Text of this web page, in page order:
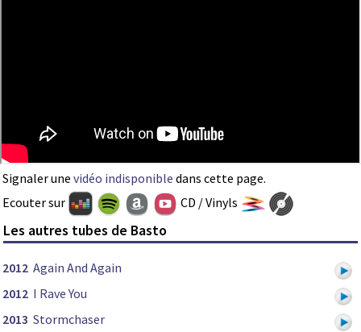
Signaler une vidéo indisponible dans cette page.
Ecouter sur
CD / Vinyls
Les autres tubes de Basto
2012 Again And Again
2012 I Rave You
2013 Stormchaser